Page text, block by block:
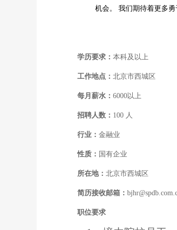
机会。 我们期待着更多
学历要求： 本科及以上
工作地点： 北京市西城区
每月薪水： 6000以上
招聘人数： 100 人
行业： 金融业
性质： 国有企业
所在地： 北京市西城区
简历接收邮箱：
职位要求